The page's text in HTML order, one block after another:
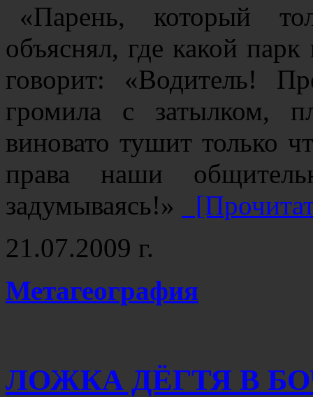
«Парень, который
объяснял, где какой
говорит: «Водитель!
громила с затылком,
виновато тушит только
права наши
задумываясь!»
21.07.2009 г.
Метагеография
ЛОЖКА ДЁГТЯ В